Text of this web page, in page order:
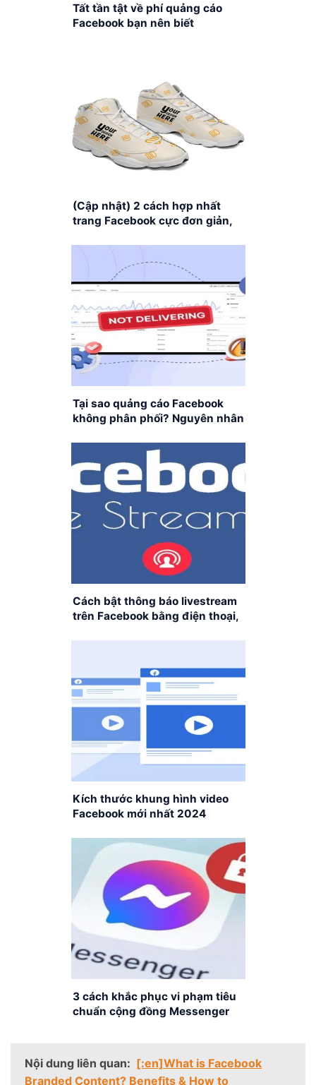
Tất tần tật về phí quảng cáo
Facebook bạn nên biết
(Cập nhật) 2 cách hợp nhất
trang Facebook cực đơn giản,
Tại sao quảng cáo Facebook
không phân phối? Nguyên nhân
Cách bật thông báo livestream
trên Facebook bằng điện thoại,
Kích thước khung hình video
Facebook mới nhất 2024
3 cách khắc phục vi phạm tiêu
chuẩn cộng đồng Messenger
Nội dung liên quan: [:en]What is Facebook
Branded Content? Benefits & How to